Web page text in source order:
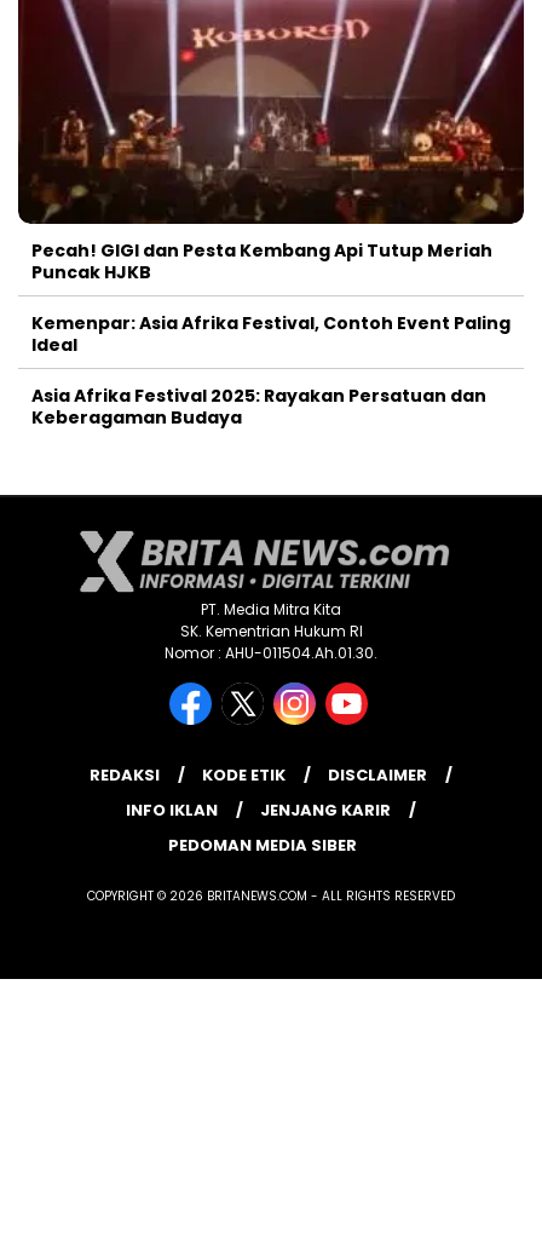
Pecah! GIGI dan Pesta Kembang Api Tutup Meriah
Puncak HJKB
Kemenpar: Asia Afrika Festival, Contoh Event Paling
Ideal
Asia Afrika Festival 2025: Rayakan Persatuan dan
Keberagaman Budaya
PT. Media Mitra Kita
SK. Kementrian Hukum RI
Nomor : AHU-011504.Ah.01.30.
REDAKSI KODE ETIK
DISCLAIMER
INFO IKLAN
JENJANG KARIR
PEDOMAN MEDIA SIBER
COPYRIGHT © 2026 BRITANEWS.COM - ALL RIGHTS RESERVED